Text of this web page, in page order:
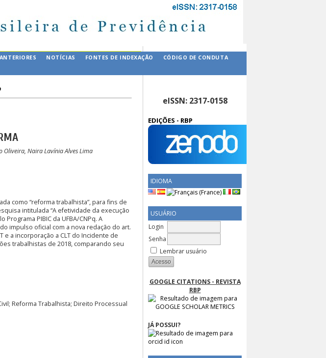
eISSN: 2317-0158
EDIÇÕES - RBP
IDIOMA
USUÁRIO
Login
Senha
Lembrar usuário
GOOGLE CITATIONS - REVISTA
RBP
JÁ POSSUI?
ANTERIORES NOTÍCIAS FONTES DE INDEXAÇÃO
CÓDIGO DE CONDUTA
Oliveira, Naira Lavínia Alves Lima
como “reforma trabalhista”, para fins de
intitulada “A efetividade da execução
PIBIC da UFBA/CNPq. A
impulso oficial com a nova redação do art.
e a incorporação a CLT do Incidente de
trabalhistas de 2018, comparando seu
Reforma Trabalhista; Direito Processual